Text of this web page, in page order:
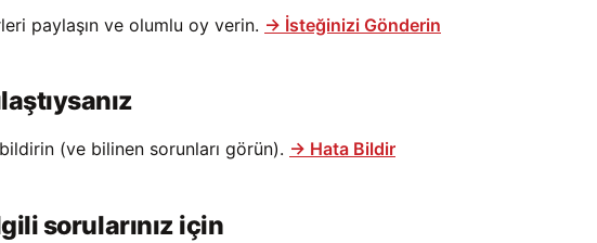
paylaşın ve olumlu oy verin. → İsteğinizi Gönderin
(ve bilinen sorunları görün). → Hata Bildir
sorularınız için